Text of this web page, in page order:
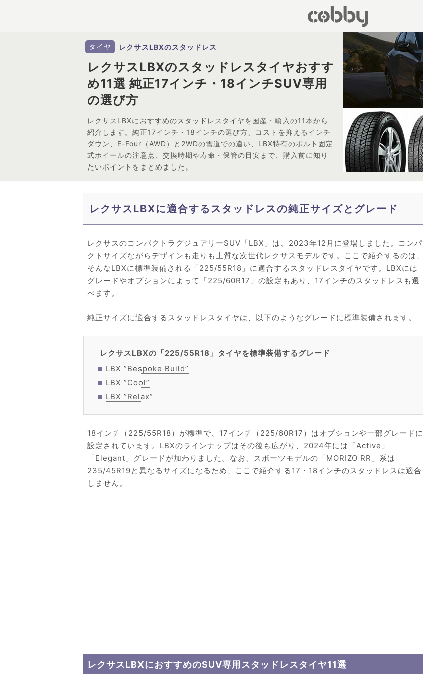
タイヤ レクサスLBXのスタッドレス
レクサスLBXのスタッドレスタイヤおすす
め11選 純正17インチ・18インチSUV専用
の選び方
レクサスLBXにおすすめのスタッドレスタイヤを国産・輸入の11本から
紹介します。純正17インチ・18インチの選び方、コストを抑えるインチ
ダウン、E-Four（AWD）と2WDの雪道での違い、LBX特有のボルト固定
式ホイールの注意点、交換時期や寿命・保管の目安まで、購入前に知り
たいポイントをまとめました。
レクサスLBXに適合するスタッドレスの純正サイズとグレード
レクサスのコンパクトラグジュアリーSUV「LBX」は、2023年12月に登場しました。コンパ
クトサイズながらデザインも走りも上質な次世代レクサスモデルです。ここで紹介するのは、
そんなLBXに標準装備される「225/55R18」に適合するスタッドレスタイヤです。LBXには
グレードやオプションによって「225/60R17」の設定もあり、17インチのスタッドレスも選
べます。
純正サイズに適合するスタッドレスタイヤは、以下のようなグレードに標準装備されます。
レクサスLBXの「225/55R18」タイヤを標準装備するグレード
LBX ”Bespoke Build”
LBX ”Cool”
LBX ”Relax”
18インチ（225/55R18）が標準で、17インチ（225/60R17）はオプションや一部グレードに
設定されています。LBXのラインナップはその後も広がり、2024年には「Active」
「Elegant」グレードが加わりました。なお、スポーツモデルの「MORIZO RR」系は
235/45R19と異なるサイズになるため、ここで紹介する17・18インチのスタッドレスは適合
しません。
レクサスLBXにおすすめのSUV専用スタッドレスタイヤ11選